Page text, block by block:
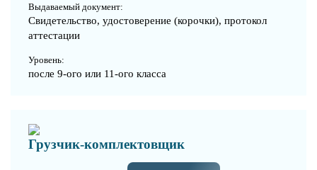
Выдаваемый документ:
Свидетельство, удостоверение (корочки), протокол
аттестации
Уровень:
после 9-ого или 11-ого класса
Грузчик-комплектовщик